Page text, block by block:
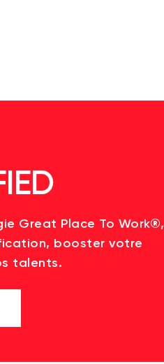
Great Place To Work®,
booster votre
talents.